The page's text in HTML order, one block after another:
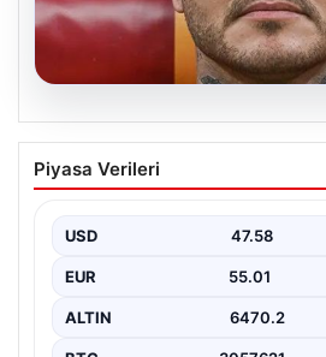
05.08.2026
Mauro Icardi’nin Sosyal
Paylaşımlarıyla
yollarını ayıran ve kariyerindeki
gündemdeki isimler arasında…
Piyasa Verileri
USD 47.58
EUR 55.01
ALTIN 6470.2